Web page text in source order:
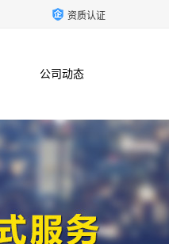
资质认证
公司动态